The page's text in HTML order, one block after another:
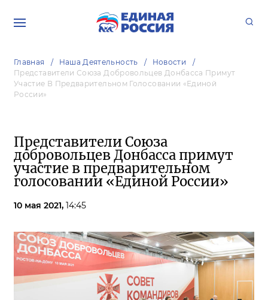
Главная Наша Деятельность
Новости
Представители Союза Добровольцев Донбасса Примут
Участие В Предварительном Голосовании «Единой
России»
Представители Союза
добровольцев Донбасса примут
участие в предварительном
голосовании «Единой России»
10 мая 2021, 14:45